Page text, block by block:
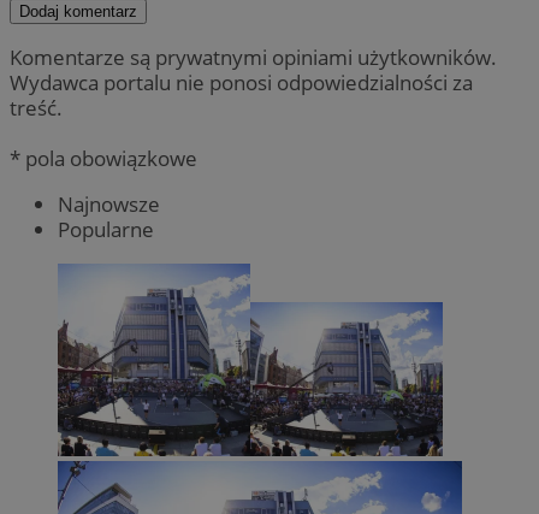
Dodaj komentarz
Komentarze są prywatnymi opiniami użytkowników.
Wydawca portalu nie ponosi odpowiedzialności za
treść.
* pola obowiązkowe
Najnowsze
Popularne